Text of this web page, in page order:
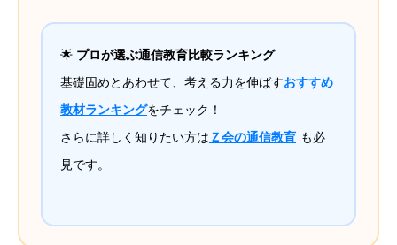
🌟 プロが選ぶ通信教育比較ランキング
基礎固めとあわせて、考える力を伸ばすおすすめ
教材ランキングをチェック！
さらに詳しく知りたい方は Ｚ会の通信教育 も必
見です。